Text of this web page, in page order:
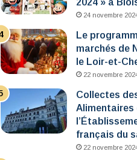
2024 » à
24 novembre
Le
marchés de
le Loir-et-
22 novembre
Collectes
Alimentaires
français du
22 novembre